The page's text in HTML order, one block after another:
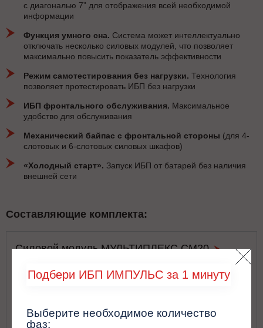
с диагональю 7” для отображения всей необходимой
информации
Функция умного сна. Система может интеллектуально
отключать несколько силовых модулей, что позволяет
максимально повысить показатель эффективности
Режим самотестирования без нагрузки. Технология
позволяет протестировать ИБП без нагрузки
ИБП фронтального обслуживания. Максимальное
удобство для обслуживания
Механический байпас с фронтальной стороны (для 4-
слотовых и 6-слотовых силовых шкафов)
«Холодный старт». Запуск ИБП от батарей без наличия
внешней сети
Составляющие комплекта:
Силовой модуль МУЛЬТИПЛЕКС СМ20
Подбери ИБП ИМПУЛЬС за 1 минуту
Выберите необходимое количество
фаз: